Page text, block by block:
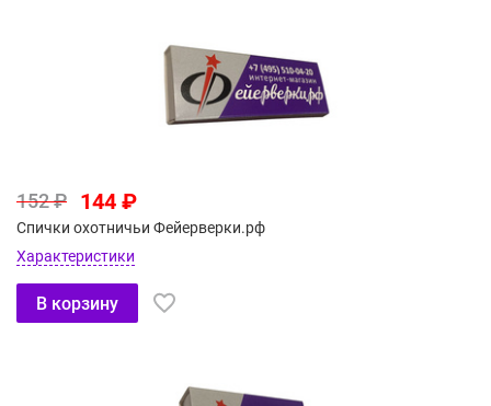
152 ₽ 144 ₽
Спички охотничьи Фейерверки.рф
Характеристики
В корзину